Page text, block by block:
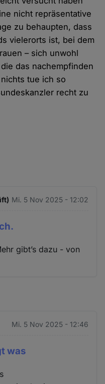
nicht repräsentative
zu behaupten, dass
vielerorts ist, bei dem
– sich unwohl
das nachempfinden
tue ich so
recht zu
Mi. 5 Nov 2025 - 12:02
gibt’s dazu - von
Mi. 5 Nov 2025 - 12:46
was